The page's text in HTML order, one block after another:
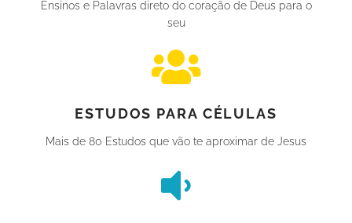
Ensinos e Palavras direto do coração de Deus para o
seu
ESTUDOS PARA CÉLULAS
Mais de 80 Estudos que vão te aproximar de Jesus